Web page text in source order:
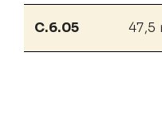
C.6.05 47,5